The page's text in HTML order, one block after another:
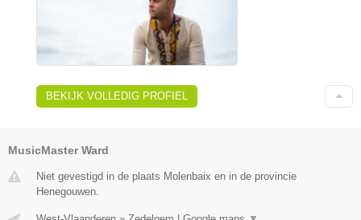
BEKIJK VOLLEDIG PROFIEL
MusicMaster Ward
Niet gevestigd in de plaats Molenbaix en in de provincie
Henegouwen.